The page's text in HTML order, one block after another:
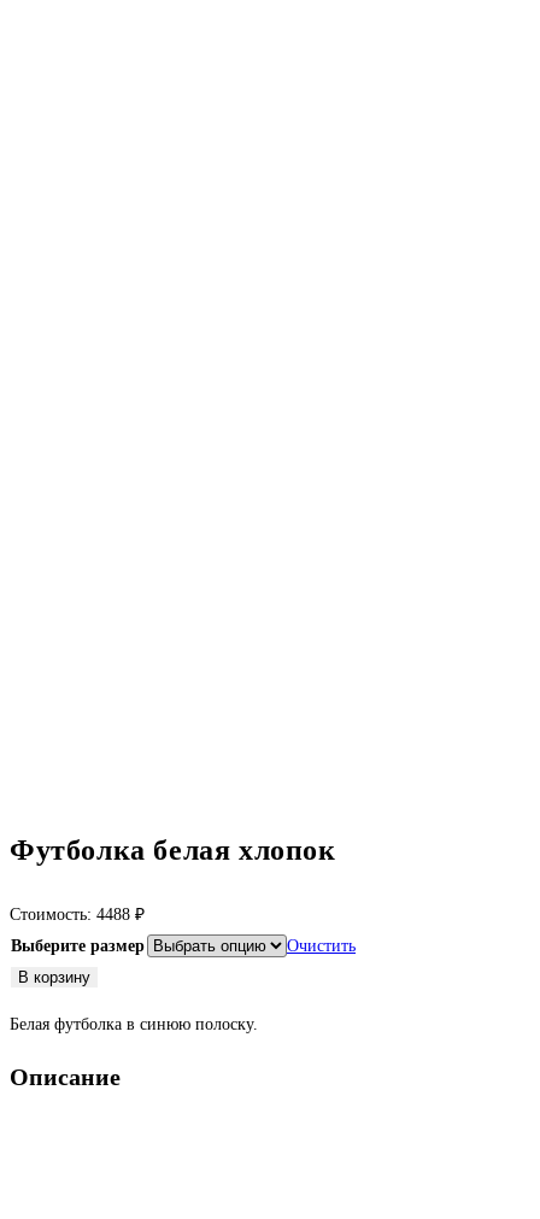
Футболка белая хлопок
Стоимость: 4488 ₽
Выберите размер
Очистить
Количество
Футболка
белая
В корзину
Белая футболка в синюю полоску.
Описание